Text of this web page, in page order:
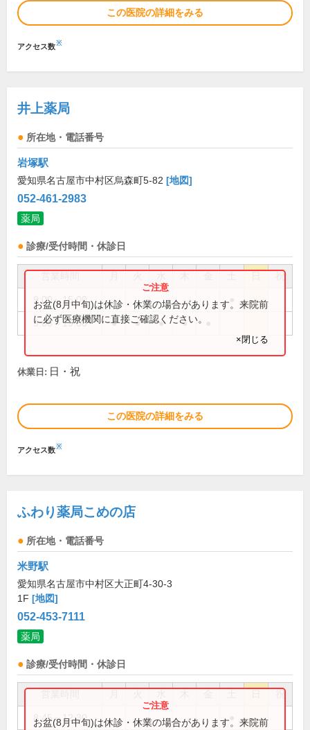
この医院の詳細をみる
アクセス数※
井上薬局
所在地・電話番号
岩塚駅
愛知県名古屋市中村区烏森町5-82 [地図]
052-461-2983
薬局
診療/受付時間・休診日
祝
9:00～15:00
9:00～19:00 ● ● ● ●
お盆(8月中旬)は休診・休業の場合があります。来院前
に必ず医療機関に直接ご確認ください。
×閉じる
休業日: 日・祝
この医院の詳細をみる
アクセス数※
ふわり薬局こめの店
所在地・電話番号
米野駅
愛知県名古屋市中村区大正町4-30-3
1F [地図]
052-453-7111
薬局
診療/受付時間・休診日
祝
8:45～12:30
お盆(8月中旬)は休診・休業の場合があります。来院前